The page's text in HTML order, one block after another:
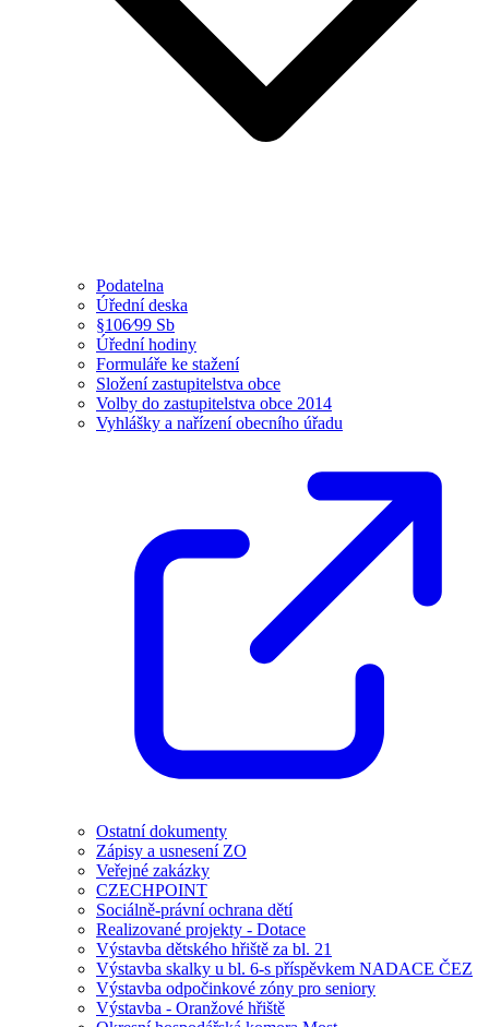
Podatelna
Úřední deska
§106⁄99 Sb
Úřední hodiny
Formuláře ke stažení
Složení zastupitelstva obce
Volby do zastupitelstva obce 2014
Vyhlášky a nařízení obecního úřadu
Ostatní dokumenty
Zápisy a usnesení ZO
Veřejné zakázky
CZECHPOINT
Sociálně-právní ochrana dětí
Realizované projekty - Dotace
Výstavba dětského hřiště za bl. 21
Výstavba skalky u bl. 6-s příspěvkem NADACE ČEZ
Výstavba odpočinkové zóny pro seniory
Výstavba - Oranžové hřiště